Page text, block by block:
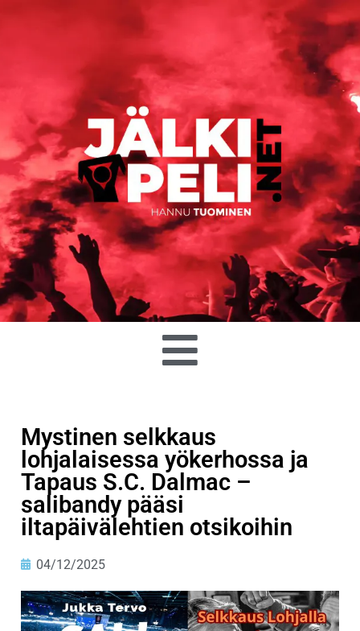
Mystinen selkkaus
lohjalaisessa yökerhossa ja
Tapaus S.C. Dalmac –
salibandy pääsi
iltapäivälehtien otsikoihin
04/12/2025